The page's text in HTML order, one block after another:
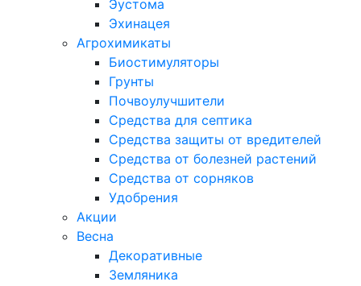
Эустома
Эхинацея
Агрохимикаты
Биостимуляторы
Грунты
Почвоулучшители
Средства для септика
Средства защиты от вредителей
Средства от болезней растений
Средства от сорняков
Удобрения
Акции
Весна
Декоративные
Земляника